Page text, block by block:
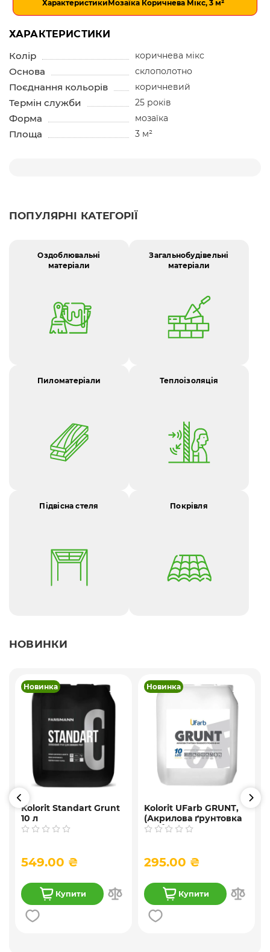
Характеристики Мозаїка Коричнева Мікс, 3 м²
ХАРАКТЕРИСТИКИ
Колір
коричнева мікс
Основа склополотно
Поєднання кольорів коричневий
Термін служби 25 років
Форма мозаїка
Площа 3 м²
ПОПУЛЯРНІ КАТЕГОРІЇ
Оздоблювальні
матеріали
Загальнобудівельні
матеріали
Пиломатеріали Теплоізоляція
Підвісна стеля Покрівля
НОВИНКИ
Новинка
Kolorit Standart Grunt
10 л
549.00 ₴
Купити
Новинка
Kolorit UFarb GRUNТ,
(Акрилова ґрунтовка
глибокого
295.00 ₴
Купити